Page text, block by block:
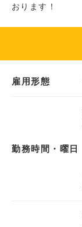
おります！
雇用形態
勤務時間・曜日